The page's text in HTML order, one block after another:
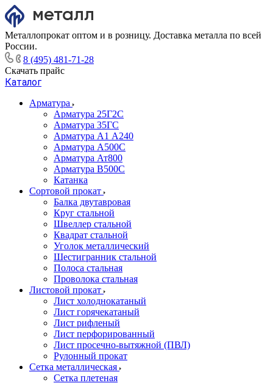
Металлопрокат оптом и в розницу. Доставка металла по всей
России.
8 (495) 481-71-28
Скачать прайс
Каталог
Арматура
Арматура 25Г2С
Арматура 35ГС
Арматура А1 А240
Арматура А500С
Арматура Ат800
Арматура В500С
Катанка
Сортовой прокат
Балка двутавровая
Круг стальной
Швеллер стальной
Квадрат стальной
Уголок металлический
Шестигранник стальной
Полоса стальная
Проволока стальная
Листовой прокат
Лист холоднокатаный
Лист горячекатаный
Лист рифленый
Лист перфорированный
Лист просечно-вытяжной (ПВЛ)
Рулонный прокат
Сетка металлическая
Сетка плетеная